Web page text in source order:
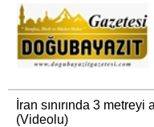
İran sınırında 3
(Videolu)